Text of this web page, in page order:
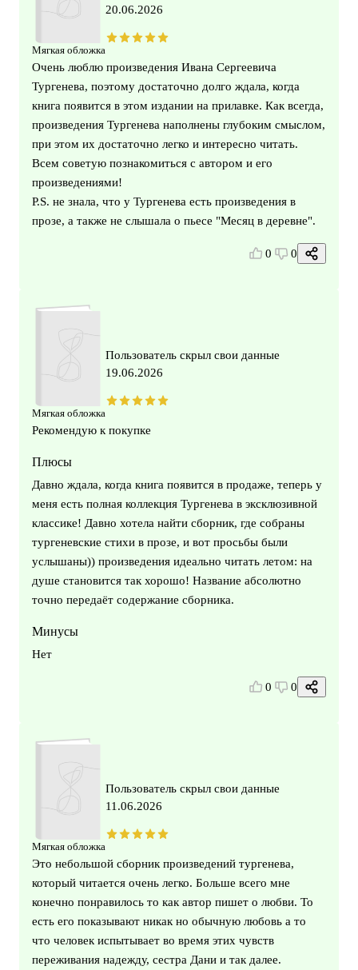
Мягкая обложка
20.06.2026
Очень люблю произведения Ивана Сергеевича
Тургенева, поэтому достаточно долго ждала, когда
книга появится в этом издании на прилавке. Как всегда,
произведения Тургенева наполнены глубоким смыслом,
при этом их достаточно легко и интересно читать.
Всем советую познакомиться с автором и его
произведениями!
P.S. не знала, что у Тургенева есть произведения в
прозе, а также не слышала о пьесе "Месяц в деревне".
0 0
Мягкая обложка
Пользователь скрыл свои данные
19.06.2026
Рекомендую к покупке
Плюсы
Давно ждала, когда книга появится в продаже, теперь у
меня есть полная коллекция Тургенева в эксклюзивной
классике! Давно хотела найти сборник, где собраны
тургеневские стихи в прозе, и вот просьбы были
услышаны)) произведения идеально читать летом: на
душе становится так хорошо! Название абсолютно
точно передаёт содержание сборника.
Минусы
Нет
0 0
Мягкая обложка
Пользователь скрыл свои данные
11.06.2026
Это небольшой сборник произведений тургенева,
который читается очень легко. Больше всего мне
конечно понравилось то как автор пишет о любви. То
есть его показывают никак но обычную любовь а то
что человек испытывает во время этих чувств
переживания надежду, сестра Дани и так далее.